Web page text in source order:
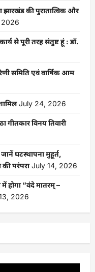
झारखंड की पुरातात्विक और
2026
से पूरी तरह संतुष्ट हूं : डॉ.
समिति एवं वार्षिक आम
July 24, 2026
गीतकार विनय तिवारी
घटस्थापना मुहूर्त,
परंपरा July 14, 2026
में होगा “वंदे मातरम् –
2026